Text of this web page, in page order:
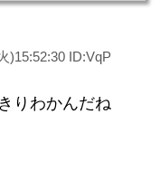
)15:52:30 ID:VqP
りわかんだね